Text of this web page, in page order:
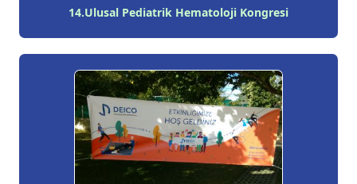
14.Ulusal Pediatrik Hematoloji Kongresi